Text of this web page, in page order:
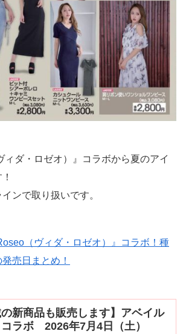
ィダ・ロゼオ）』コラボから夏のアイ
ンで取り扱いです。
（ヴィダ・ロゼオ）』コラボ！種
売日まとめ！
の新商品も販売します】アベイル
コラボ 2026年7月4日（土）